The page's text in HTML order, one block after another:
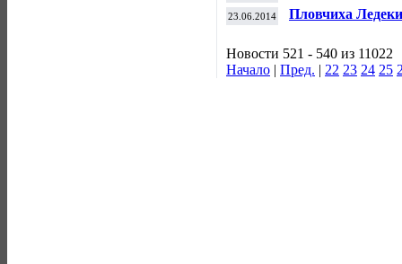
23.06.2014
Пловчиха
Новости 521 - 540 из 11022
Начало | Пред. | 22 23 24 25